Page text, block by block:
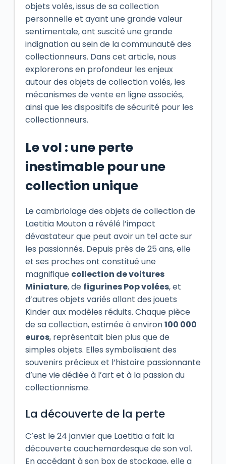
objets volés, issus de sa collection
personnelle et ayant une grande valeur
sentimentale, ont suscité une grande
indignation au sein de la communauté des
collectionneurs. Dans cet article, nous
explorerons en profondeur les enjeux
autour des objets de collection volés, les
mécanismes de vente en ligne associés,
ainsi que les dispositifs de sécurité pour les
collectionneurs.
Le vol : une perte
inestimable pour une
collection unique
Le cambriolage des objets de collection de
Laetitia Mouton a révélé l’impact
dévastateur que peut avoir un tel acte sur
les passionnés. Depuis près de 25 ans, elle
et ses proches ont constitué une
magnifique collection de voitures
Miniature, de figurines Pop volées, et
d’autres objets variés allant des jouets
Kinder aux modèles réduits. Chaque pièce
de sa collection, estimée à environ100 000
euros, représentait bien plus que de
simples objets. Elles symbolisaient des
souvenirs précieux et l’histoire passionnante
d’une vie dédiée à l’art et à la passion du
collectionnisme.
La découverte de la perte
C’est le 24 janvier que Laetitia a fait la
découverte cauchemardesque de son vol.
En accédant à son box de stockage, elle a